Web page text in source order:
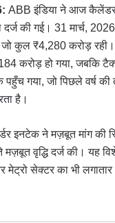
ABB इंडिया ने आज कैलेंडर
की गई। 31 मार्च,
जो कुल ₹4,280 करोड़
करोड़ हो गया, जबकि
गया, जो पिछले वर्ष की
है।
इनटेक ने मज़बूत मांग की
मज़बूत वृद्धि दर्ज की। यह
मेट्रो सेक्टर का भी लगातार